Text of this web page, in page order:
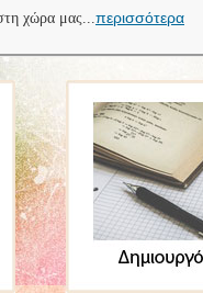
χώρα μας...περισσότερα